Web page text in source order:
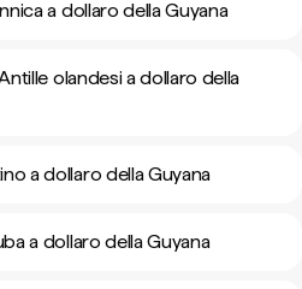
a dollaro della Guyana
olandesi a dollaro della
a dollaro della Guyana
a dollaro della Guyana